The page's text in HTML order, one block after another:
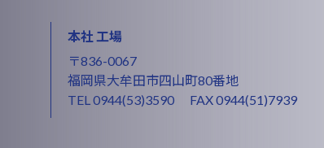
本社 工場
〒836-0067
福岡県大牟田市四山町80番地
TEL 0944(53)3590 FAX 0944(51)7939